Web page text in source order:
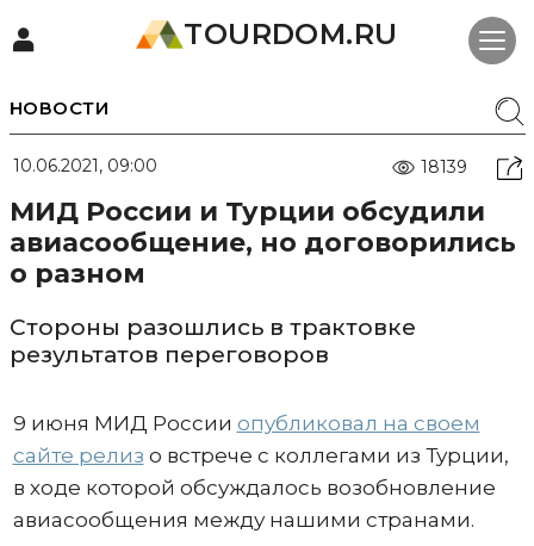
TOURDOM.RU
НОВОСТИ
10.06.2021, 09:00 18139
МИД России и Турции обсудили
авиасообщение, но договорились
о разном
Стороны разошлись в трактовке
результатов переговоров
9 июня МИД России опубликовал на своем
сайте релиз о встрече с коллегами из Турции,
в ходе которой обсуждалось возобновление
авиасообщения между нашими странами.